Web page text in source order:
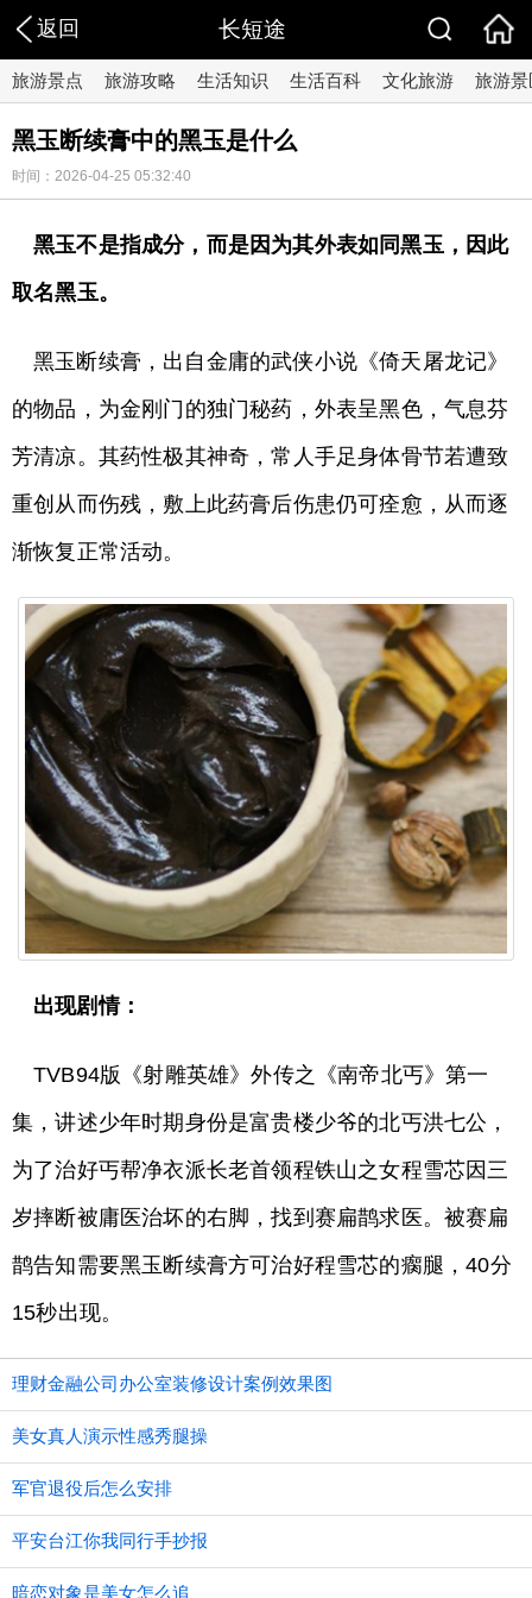
返回 长短途
旅游景点 旅游攻略 生活知识 生活百科 文化旅游 旅游景
黑玉断续膏中的黑玉是什么
时间：2026-04-25 05:32:40
黑玉不是指成分，而是因为其外表如同黑玉，因此
取名黑玉。
黑玉断续膏，出自金庸的武侠小说《倚天屠龙记》
的物品，为金刚门的独门秘药，外表呈黑色，气息芬
芳清凉。其药性极其神奇，常人手足身体骨节若遭致
重创从而伤残，敷上此药膏后伤患仍可痊愈，从而逐
渐恢复正常活动。
出现剧情：
TVB94版《射雕英雄》外传之《南帝北丐》第一
集，讲述少年时期身份是富贵楼少爷的北丐洪七公，
为了治好丐帮净衣派长老首领程铁山之女程雪芯因三
岁摔断被庸医治坏的右脚，找到赛扁鹊求医。被赛扁
鹊告知需要黑玉断续膏方可治好程雪芯的瘸腿，40分
15秒出现。
理财金融公司办公室装修设计案例效果图
美女真人演示性感秀腿操
军官退役后怎么安排
平安台江你我同行手抄报
暗恋对象是美女怎么追